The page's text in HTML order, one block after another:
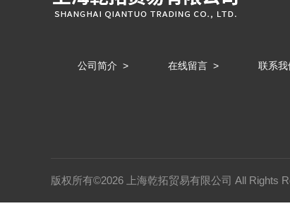
公司简介 > 在线留言 > 联系我
版权所有©2026 上海乾拓贸易有限公司 All Rights